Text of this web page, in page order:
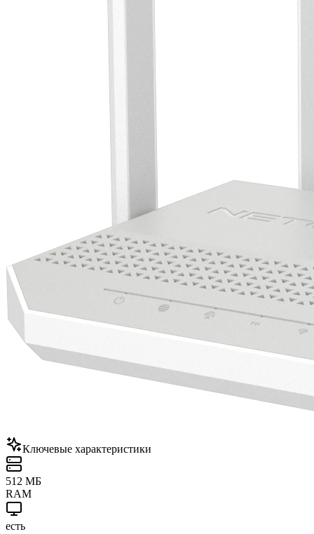
Ключевые характеристики
512 МБ
RAM
есть